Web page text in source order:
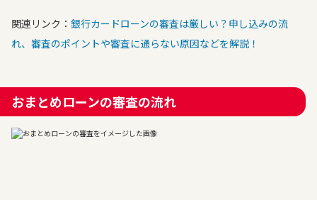
関連リンク： 銀行カードローンの審査は厳しい？申し込みの流
れ、審査のポイントや審査に通らない原因などを解説！
おまとめローンの審査の流れ